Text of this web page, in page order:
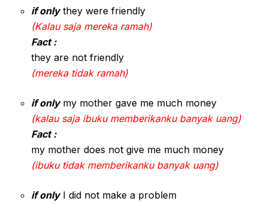
if onlythey were friendly
(Kalau saja mereka ramah)
Fact :
they are not friendly
(mereka tidak ramah)
if onlymy mother gave me much money
(kalau saja ibuku memberikanku banyak uang)
Fact :
my mother does not give me much money
(ibuku tidak memberikanku banyak uang)
if onlyI did not make a problem